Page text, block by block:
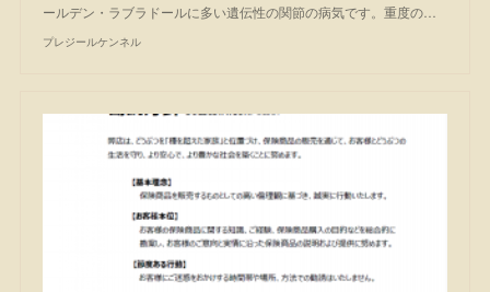
ールデン・ラブラドールに多い遺伝性の関節の病気です。重度の…
プレジールケンネル